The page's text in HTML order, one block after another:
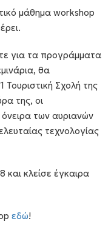
μάθημα workshop
για τα προγράμματα
θα
Τουριστική Σχολή της
της, οι
των αυριανών
τεχνολογίας
κλείσε έγκαιρα
εδώ!